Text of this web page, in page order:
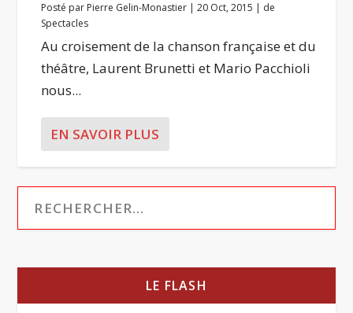
Posté par Pierre Gelin-Monastier |20 Oct, 2015 | de
Spectacles
Au croisement de la chanson française et du
théâtre, Laurent Brunetti et Mario Pacchioli
nous...
EN SAVOIR PLUS
LE FLASH